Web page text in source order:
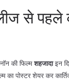
से पहले
की फिल्मशहजादाइन
का पोस्टर शेयर कर